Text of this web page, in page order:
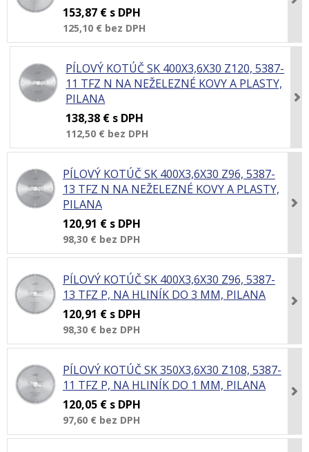
153,87 € s DPH
125,10 € bez DPH
PÍLOVÝ KOTÚČ SK 400X3,6X30 Z120, 5387-
11 TFZ N NA NEŽELEZNÉ KOVY A PLASTY,
PILANA
138,38 € s DPH
112,50 € bez DPH
PÍLOVÝ KOTÚČ SK 400X3,6X30 Z96, 5387-
13 TFZ N NA NEŽELEZNÉ KOVY A PLASTY,
PILANA
120,91 € s DPH
98,30 € bez DPH
PÍLOVÝ KOTÚČ SK 400X3,6X30 Z96, 5387-
13 TFZ P, NA HLINÍK DO 3 MM, PILANA
120,91 € s DPH
98,30 € bez DPH
PÍLOVÝ KOTÚČ SK 350X3,6X30 Z108, 5387-
11 TFZ P, NA HLINÍK DO 1 MM, PILANA
120,05 € s DPH
97,60 € bez DPH